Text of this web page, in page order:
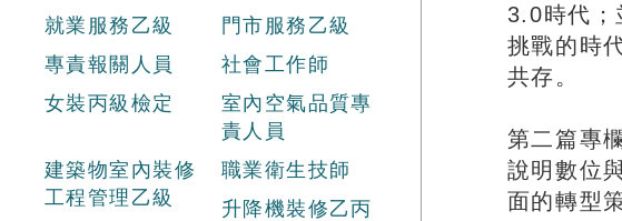
就業服務乙級
門市服務乙級
專責報關人員
社會工作師
女裝丙級檢定
室內空氣品質專
責人員
建築物室內裝修
工程管理乙級
職業衛生技師
升降機裝修乙丙
3.0時代；
挑戰的時
共存。
第二篇專
說明數位
面的轉型